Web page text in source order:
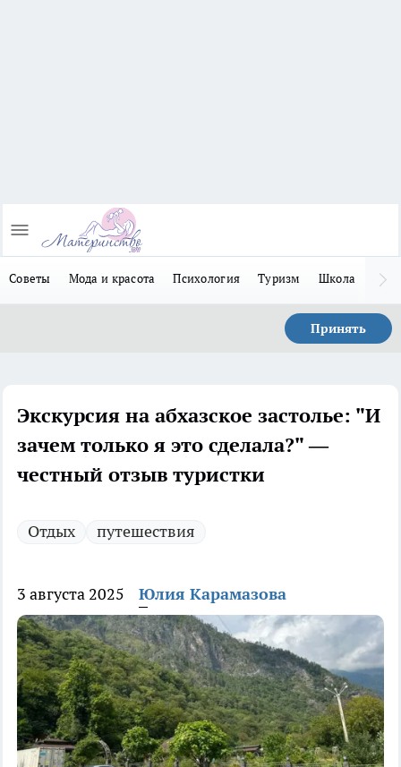
Советы Мода и красота Психология Туризм Школа
Принять
Экскурсия на абхазское застолье: "И
зачем только я это сделала?" —
честный отзыв туристки
Отдых путешествия
3 августа 2025 Юлия Карамазова